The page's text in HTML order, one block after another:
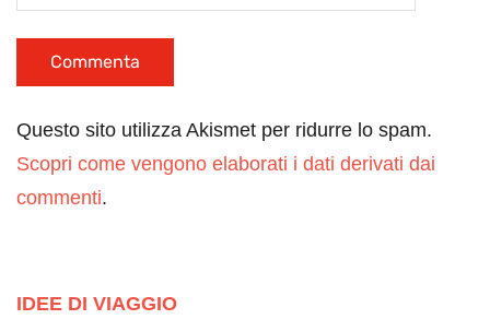
Questo sito utilizza Akismet per ridurre lo spam.
Scopri come vengono elaborati i dati derivati dai
commenti.
IDEE DI VIAGGIO